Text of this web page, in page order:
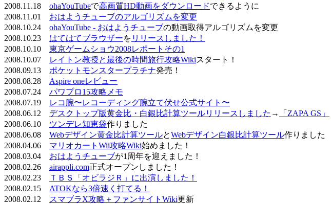
2008.11.18 ohaYouTubeで高画質HD動画をダウンロードできるように
2008.11.01 おはようチューブのアルゴリズムを変更
2008.10.24 ohaYouTube - おはようチューブの動画取得アルゴリズムを変更
2008.10.23 はてはてブラウザーを リリースしました！
2008.10.10 東京ゲームショウ2008レポートその1
2008.10.07
レイトン教授と最後の時間旅行攻略Wikiスタート！
2008.09.13 ポケットモンスタープラチナ発売！
2008.08.28 Aspire oneレビュー
2008.07.24 パワプロ15攻略メモ
2008.07.19
レコ腕〜レコーディング腕立て伏せ公式サイト〜
2008.06.12 デスクトップ版黄金比・白銀比計算ツールリリースしました →
「ZAPA GS」
2008.06.10 ツンデレ知恵袋作りました
2008.06.08 Webデザイン黄金比計算ツールとWebデザイン白銀比計算ツール作りました
2008.04.06 マリオカートWii攻略Wiki始めました！
2008.03.04 おはようチューブが1周年を迎えました！
2008.02.26 airappli.com正式オープンしました！
2008.02.23
ＴＢＳ「オビラジＲ」に出演しました！
2008.02.15 ATOKなら3倍速く打てる！
2008.02.12
スマブラX攻略＋ファンサイトWiki更新